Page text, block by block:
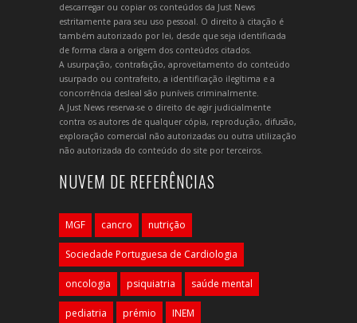
descarregar ou copiar os conteúdos da Just News
estritamente para seu uso pessoal. O direito à citação é
também autorizado por lei, desde que seja identificada
de forma clara a origem dos conteúdos citados.
A usurpação, contrafação, aproveitamento do conteúdo
usurpado ou contrafeito, a identificação ilegítima e a
concorrência desleal são puníveis criminalmente.
A Just News reserva-se o direito de agir judicialmente
contra os autores de qualquer cópia, reprodução, difusão,
exploração comercial não autorizadas ou outra utilização
não autorizada do conteúdo do site por terceiros.
NUVEM DE REFERÊNCIAS
MGF cancro nutrição
Sociedade Portuguesa de Cardiologia
oncologia psiquiatria saúde mental
pediatria prémio INEM